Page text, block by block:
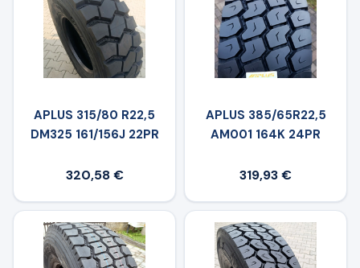
APLUS 315/80 R22,5
DM325 161/156J 22PR
320,58 €
APLUS 385/65R22,5
AM001 164K 24PR
319,93 €